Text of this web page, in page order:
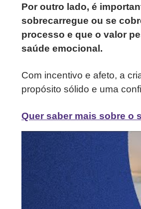
Por outro lado, é
sobrecarregue ou se
processo e que o valor
saúde emocional.
Com incentivo e afeto, a
propósito sólido e uma
Quer saber mais sobre o